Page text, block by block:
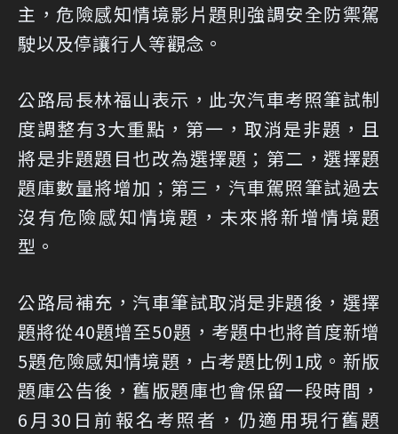
主，危險感知情境影片題則強調安全防禦駕
駛以及停讓行人等觀念。
公路局長林福山表示，此次汽車考照筆試制
度調整有3大重點，第一，取消是非題，且
將是非題題目也改為選擇題；第二，選擇題
題庫數量將增加；第三，汽車駕照筆試過去
沒有危險感知情境題，未來將新增情境題
型。
公路局補充，汽車筆試取消是非題後，選擇
題將從40題增至50題，考題中也將首度新增
5題危險感知情境題，占考題比例1成。新版
題庫公告後，舊版題庫也會保留一段時間，
6月30日前報名考照者，仍適用現行舊題